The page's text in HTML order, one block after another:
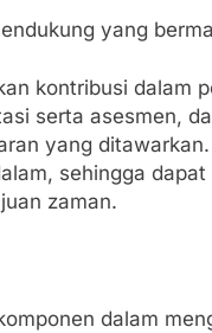
yang
kontribusi dalam
serta asesmen,
yang
sehingga
zaman.
dalam